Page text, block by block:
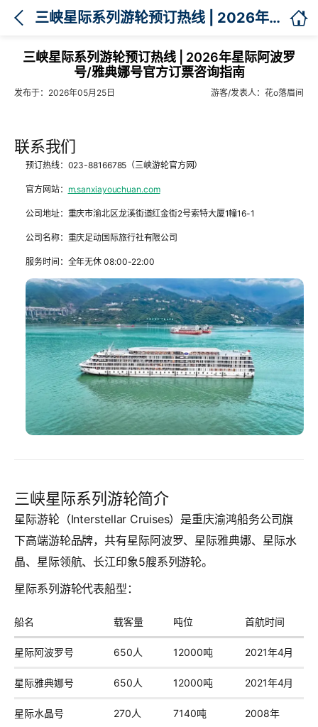
三峡星际系列游轮预订热线 | 2026年星际阿波罗号/雅典娜号官方订票咨询指南 
三峡星际系列游轮预订热线 | 2026年星际阿波罗
号/雅典娜号官方订票咨询指南
发布于：2026年05月25日 游客/发表人：花o落眉间
联系我们
预订热线：023-88166785（三峡游轮官方网）
官方网站： m.sanxiayouchuan.com
公司地址：重庆市渝北区龙溪街道红金街2号索特大厦1幢16-1
公司名称：重庆足动国际旅行社有限公司
服务时间：全年无休 08:00-22:00
三峡星际系列游轮简介
星际游轮（Interstellar Cruises）是重庆渝鸿船务公司旗
下高端游轮品牌，共有星际阿波罗、星际雅典娜、星际水
晶、星际领航、长江印象5艘系列游轮。
星际系列游轮代表船型：
船名 载客量 吨位 首航时间
星际阿波罗号 650人 12000吨 2021年4月
星际雅典娜号 650人 12000吨 2021年4月
星际水晶号 270人 7140吨 2008年